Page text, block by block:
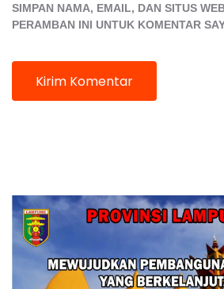
SIMPAN NAMA, EMAIL, DAN SITUS
PERAMBAN INI UNTUK KOMENTAR